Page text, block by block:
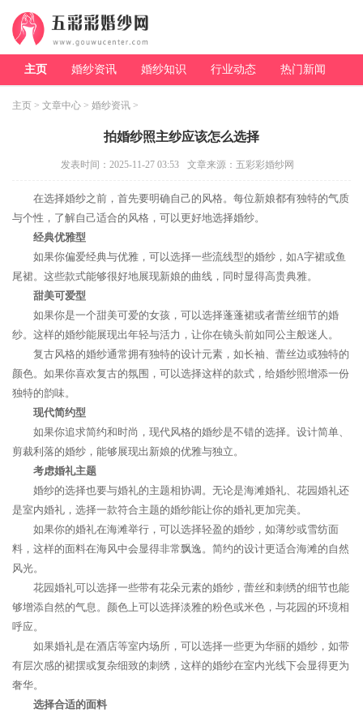
主页 婚纱资讯 婚纱知识 行业动态 热门新闻
主页 > 文章中心 > 婚纱资讯 >
拍婚纱照主纱应该怎么选择
发表时间：2025-11-27 03:53 文章来源：五彩彩婚纱网
在选择婚纱之前，首先要明确自己的风格。每位新娘都有独特的气质
与个性，了解自己适合的风格，可以更好地选择婚纱。
经典优雅型
如果你偏爱经典与优雅，可以选择一些流线型的婚纱，如A字裙或鱼
尾裙。这些款式能够很好地展现新娘的曲线，同时显得高贵典雅。
甜美可爱型
如果你是一个甜美可爱的女孩，可以选择蓬蓬裙或者蕾丝细节的婚
纱。这样的婚纱能展现出年轻与活力，让你在镜头前如同公主般迷人。
复古风格的婚纱通常拥有独特的设计元素，如长袖、蕾丝边或独特的
颜色。如果你喜欢复古的氛围，可以选择这样的款式，给婚纱照增添一份
独特的韵味。
现代简约型
如果你追求简约和时尚，现代风格的婚纱是不错的选择。设计简单、
剪裁利落的婚纱，能够展现出新娘的优雅与独立。
考虑婚礼主题
婚纱的选择也要与婚礼的主题相协调。无论是海滩婚礼、花园婚礼还
是室内婚礼，选择一款符合主题的婚纱能让你的婚礼更加完美。
如果你的婚礼在海滩举行，可以选择轻盈的婚纱，如薄纱或雪纺面
料，这样的面料在海风中会显得非常飘逸。简约的设计更适合海滩的自然
风光。
花园婚礼可以选择一些带有花朵元素的婚纱，蕾丝和刺绣的细节也能
够增添自然的气息。颜色上可以选择淡雅的粉色或米色，与花园的环境相
呼应。
如果婚礼是在酒店等室内场所，可以选择一些更为华丽的婚纱，如带
有层次感的裙摆或复杂细致的刺绣，这样的婚纱在室内光线下会显得更为
奢华。
选择合适的面料